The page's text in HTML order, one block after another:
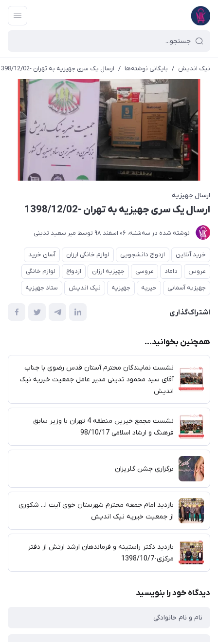
نیک اندیش / بایگانی نوشته‌ها / ارسال یک سری جهیزیه به تهران -1398/12/02
ارسال جهیزیه
ارسال یک سری جهیزیه به تهران -1398/12/02
نوشته شده در ﺳﻪشنبه، 06 اسفند 98 توسط میر سعید تدینی
خرید آنلاین ازدواج دانشجویی لوازم خانگی ارزان
آسان خرید
عروس
داماد عروسی جهیزیه ارزان ازدواج
لوازم خانگی
جهیزیه آسمانی
خیریه جهیزیه نیک اندیش ستاد جهیزیه
اشتراک‌گذاری
همچنین بخوانید...
نشست نمایندگان محترم آستان قدس رضوی با جناب
آقای سید محمود تدینی مدیر عامل جمعیت خیریه نیک
اندیش
نشست مجمع خیرین منطقه 4 تهران با وزیر سابق
فرهنگ و ارشاد اسلامی 98/10/17
برگزاری جشن گلریزان
بازدید امام جمعه محترم شهرستان خوی آیت ا... شکوری
از جمعیت خیریه نیک اندیش
بازدید دکتر راستینه و فرماندهان ارشد ارتش از دفتر
مرکزی-1398/10/7
دیدگاه خود را بنویسید